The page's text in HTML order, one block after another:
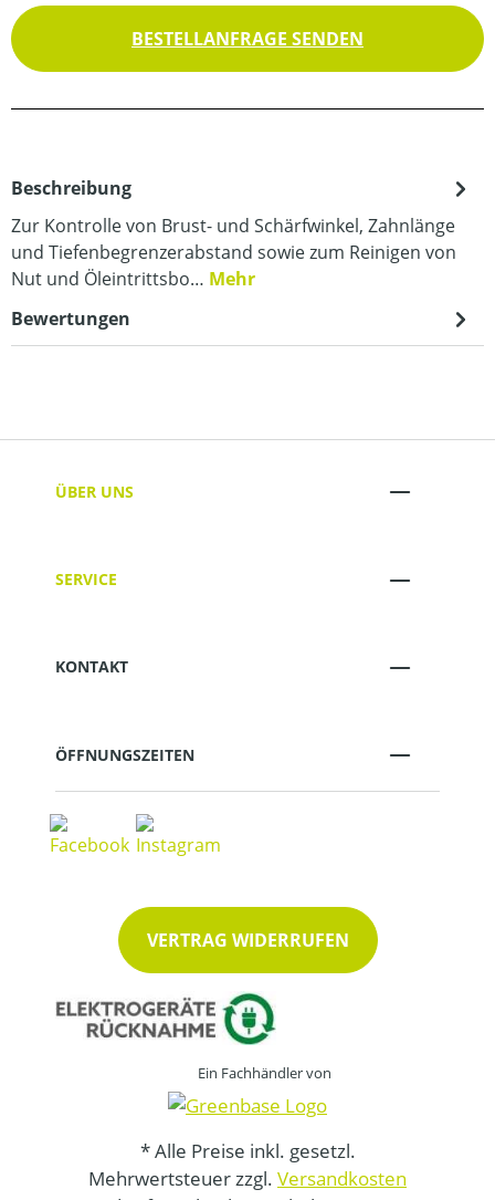
BESTELLANFRAGE SENDEN
Beschreibung
Zur Kontrolle von Brust- und Schärfwinkel, Zahnlänge
und Tiefenbegrenzerabstand sowie zum Reinigen von
Nut und Öleintrittsbo… Mehr
Bewertungen
ÜBER UNS
SERVICE
KONTAKT
ÖFFNUNGSZEITEN
VERTRAG WIDERRUFEN
Ein Fachhändler von
* Alle Preise inkl. gesetzl.
Mehrwertsteuer zzgl. Versandkosten